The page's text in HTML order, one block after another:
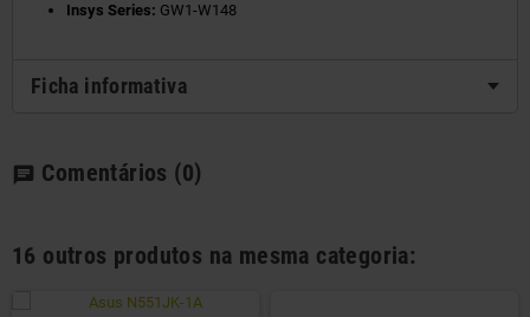
Insys Series: GW1-W148
Ficha informativa
chat Comentários (0)
16 outros produtos na mesma categoria: